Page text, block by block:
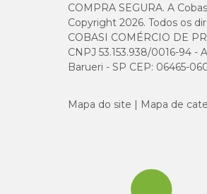
Todos tratam os vermes que
outros para gatos e para
Qual a diferença do
cachorros como para gatos,
Agora que você já sabe como
online ou, se preferir,
COMPRA SEGURA. A
Copyright 2026. Todos os
COBASI COMÉRCIO DE
CNPJ 53.153.938/0016-94 -
Barueri - SP CEP: 06465-
Mapa do site Mapa de